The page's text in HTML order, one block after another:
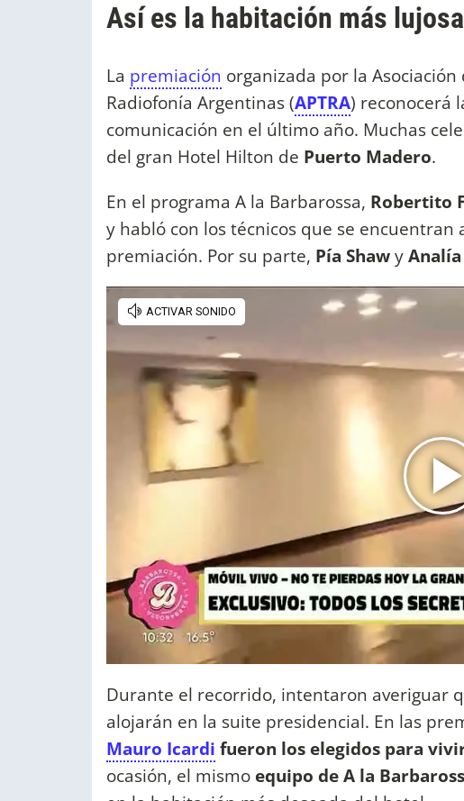
Así es la habitación más
La premiación organizada por la
Radiofonía Argentinas (APTRA) reconocerá
comunicación en el último año. Muchas
del gran Hotel Hilton de Puerto Madero.
En el programa A la Barbarossa, Robertito
y habló con los técnicos que se
premiación. Por su parte, Pía Shawy
Durante el recorrido, intentaron averiguar
alojarán en la suite presidencial. En las
Mauro Icardi fueron los elegidos para
ocasión, el mismo equipo de A la